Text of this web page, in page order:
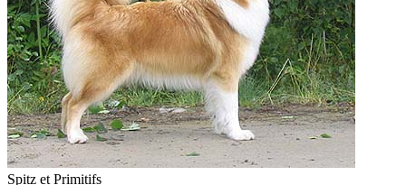
Spitz et Primitifs